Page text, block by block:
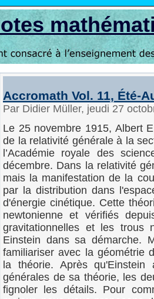
Accromath Vol. 11, Été-
Par Didier Müller, jeudi 27
Le 25 novembre 1915, Albert
de la relativité générale à la
l’Académie royale des
décembre. Dans la relativité
mais la manifestation de la
par la distribution dans
d'énergie cinétique. Cette
newtonienne et vérifiés
gravitationnelles et les trous
Einstein dans sa démarche.
familiariser avec la géométrie
la théorie. Après
générales de sa théorie, les
fignoler les détails. Pour